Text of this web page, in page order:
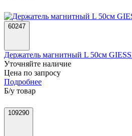
60247
Держатель магнитный L 50см
Уточняйте наличие
Цена по запросу
Подробнее
Б/у товар
109290